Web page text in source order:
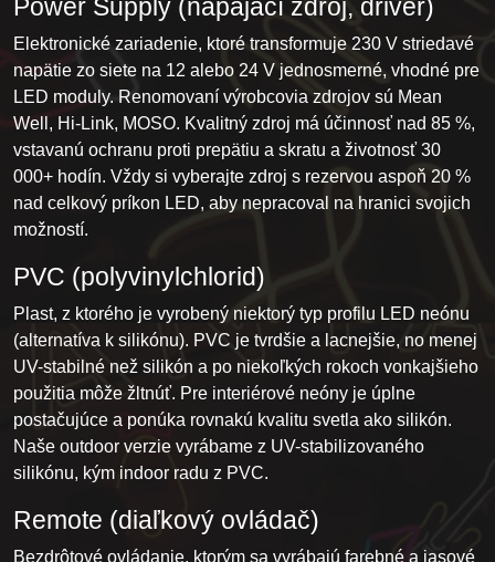
Power Supply (napájací zdroj, driver)
Elektronické zariadenie, ktoré transformuje 230 V striedavé
napätie zo siete na 12 alebo 24 V jednosmerné, vhodné pre
LED moduly. Renomovaní výrobcovia zdrojov sú Mean
Well, Hi-Link, MOSO. Kvalitný zdroj má účinnosť nad 85 %,
vstavanú ochranu proti prepätiu a skratu a životnosť 30
000+ hodín. Vždy si vyberajte zdroj s rezervou aspoň 20 %
nad celkový príkon LED, aby nepracoval na hranici svojich
možností.
PVC (polyvinylchlorid)
Plast, z ktorého je vyrobený niektorý typ profilu LED neónu
(alternatíva k silikónu). PVC je tvrdšie a lacnejšie, no menej
UV-stabilné než silikón a po niekoľkých rokoch vonkajšieho
použitia môže žltnúť. Pre interiérové neóny je úplne
postačujúce a ponúka rovnakú kvalitu svetla ako silikón.
Naše outdoor verzie vyrábame z UV-stabilizovaného
silikónu, kým indoor radu z PVC.
Remote (diaľkový ovládač)
Bezdrôtové ovládanie, ktorým sa vyrábajú farebné a jasové